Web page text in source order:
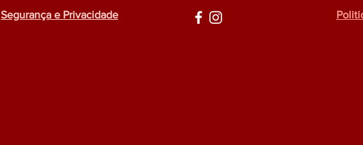
Segurança e Privacidade